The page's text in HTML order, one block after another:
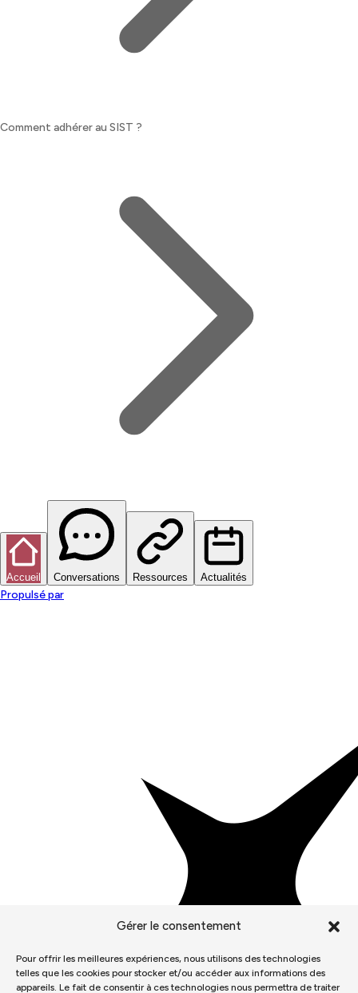
Gérer le consentement
Pour offrir les meilleures expériences, nous utilisons des technologies
telles que les cookies pour stocker et/ou accéder aux informations des
appareils. Le fait de consentir à ces technologies nous permettra de traiter